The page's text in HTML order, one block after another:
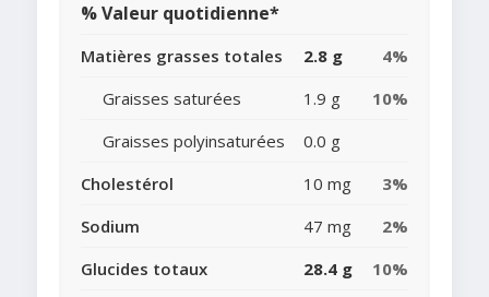
% Valeur quotidienne*
Matières grasses totales 2.8 g
4%
Graisses saturées
1.9 g
10%
Graisses polyinsaturées
0.0 g
Cholestérol
10 mg
3%
Sodium
47 mg
2%
Glucides totaux
28.4 g
10%